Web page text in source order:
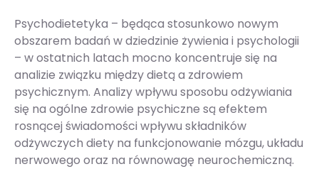
Psychodietetyka – będąca stosunkowo nowym
obszarem badań w dziedzinie żywienia i psychologii
– w ostatnich latach mocno koncentruje się na
analizie związku między dietą a zdrowiem
psychicznym. Analizy wpływu sposobu odżywiania
się na ogólne zdrowie psychiczne są efektem
rosnącej świadomości wpływu składników
odżywczych diety na funkcjonowanie mózgu, układu
nerwowego oraz na równowagę neurochemiczną.